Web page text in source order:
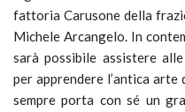
fattoria Carusone della
Michele Arcangelo. In
sarà possibile assistere
per apprendere l’antica arte
sempre porta con sé un